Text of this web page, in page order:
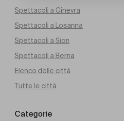
Spettacoli a Ginevra
Spettacoli a Losanna
Spettacoli a Sion
Spettacoli a Berna
Elenco delle città
Tutte le città
Categorie